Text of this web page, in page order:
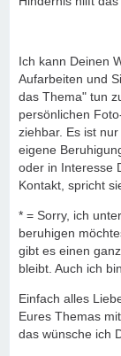
Ich kann Deinen
Aufarbeiten und
das Thema" tun
persönlichen
ziehbar. Es ist
eigene
oder in Interesse
Kontakt, spricht
* = Sorry, ich
beruhigen
gibt es einen
bleibt. Auch ich
Einfach alles
Eures Themas
das wünsche ich